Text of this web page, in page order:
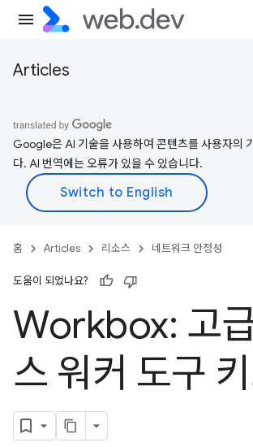
Articles
Google은 AI 기술을 사용하여 콘텐츠를 사용자의
다. AI 번역에는 오류가 있을 수 있습니다.
홈 Articles 리소스 네트워크 안정성
도움이 되었나요?
Workbox: 고급
스 워커 도구